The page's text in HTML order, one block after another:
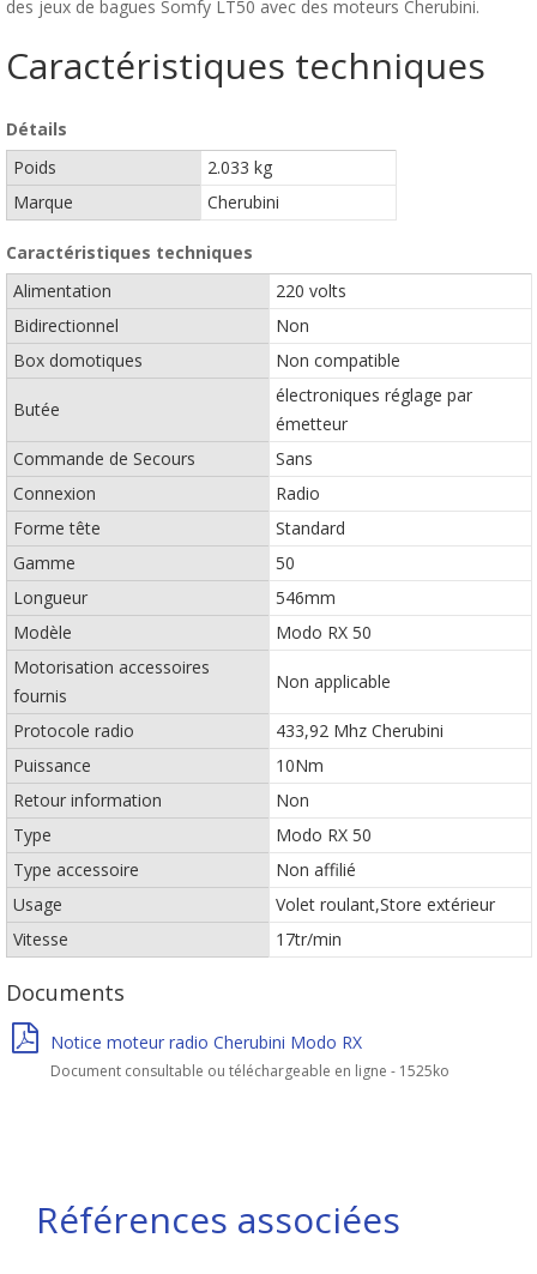
des jeux de bagues Somfy LT50 avec des moteurs Cherubini.
Caractéristiques techniques
Détails
Poids
2.033 kg
Marque
Cherubini
Caractéristiques techniques
Alimentation
220 volts
Bidirectionnel
Non
Box domotiques
Non compatible
Butée
électroniques réglage par
émetteur
Commande de Secours
Sans
Connexion
Radio
Forme tête
Standard
Gamme
50
Longueur
546mm
Modèle
Modo RX 50
Motorisation accessoires
fournis
Non applicable
Protocole radio
433,92 Mhz Cherubini
Puissance
10Nm
Retour information
Non
Type
Modo RX 50
Type accessoire
Non affilié
Usage
Volet roulant,Store extérieur
Vitesse
17tr/min
Documents
Notice moteur radio Cherubini Modo RX
Document consultable ou téléchargeable en ligne - 1525ko
Références associées